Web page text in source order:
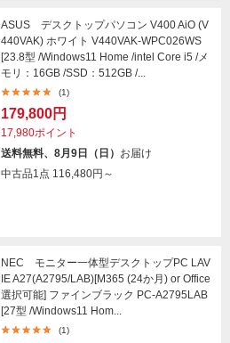
ASUS デスクトップパソコン V400 AiO (V
440VAK) ホワイト V440VAK-WPC026WS
[23.8型 /Windows11 Home /intel Core i5 /メ
モリ：16GB /SSD：512GB /...
(1)
179,800円
17,980ポイント
送料無料、8月9日（日） お届け
中古品1点 116,480円～
NEC モニター一体型デスクトップPC LAV
IE A27(A2795/LAB)[M365 (24か月) or Office
選択可能] ファインブラック PC-A2795LAB
[27型 /Windows11 Hom...
(1)